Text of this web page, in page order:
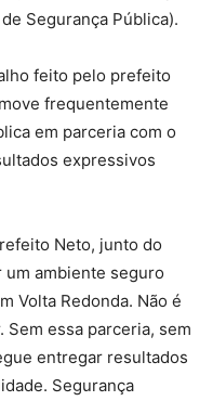
Segurança Pública).
feito pelo prefeito
frequentemente
em parceria com o
expressivos
Neto, junto do
ambiente seguro
Volta Redonda. Não é
essa parceria, sem
entregar resultados
Segurança